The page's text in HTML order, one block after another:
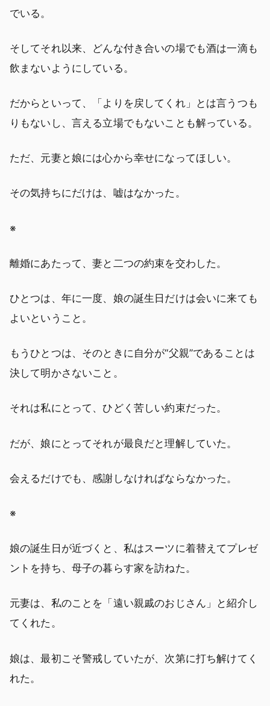
でいる。
そしてそれ以来、どんな付き合いの場でも酒は一滴も
飲まないようにしている。
だからといって、「よりを戻してくれ」とは言うつも
りもないし、言える立場でもないことも解っている。
ただ、元妻と娘には心から幸せになってほしい。
その気持ちにだけは、嘘はなかった。
※
離婚にあたって、妻と二つの約束を交わした。
ひとつは、年に一度、娘の誕生日だけは会いに来ても
よいということ。
もうひとつは、そのときに自分が“父親”であることは
決して明かさないこと。
それは私にとって、ひどく苦しい約束だった。
だが、娘にとってそれが最良だと理解していた。
会えるだけでも、感謝しなければならなかった。
※
娘の誕生日が近づくと、私はスーツに着替えてプレゼ
ントを持ち、母子の暮らす家を訪ねた。
元妻は、私のことを「遠い親戚のおじさん」と紹介し
てくれた。
娘は、最初こそ警戒していたが、次第に打ち解けてく
れた。